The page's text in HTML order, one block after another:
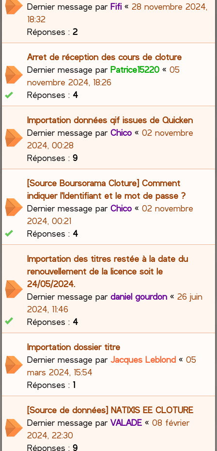
Dernier message parFifi «28 novembre 2024,
18:32
Réponses :2
Arret de réception des cours de cloture
Dernier message parPatrice15220 «05
novembre 2024, 18:26
Réponses : 4
Importation données qif issues de Quicken
Dernier message parChico «02 novembre
2024, 00:28
Réponses :9
[Source Boursorama Cloture] Comment
indiquer l'Identifiant et le mot de passe ?
Dernier message parChico «02 novembre
2024, 00:21
Réponses : 4
Importation des titres restée à la date du
renouvellement de la licence soit le
24/05/2024.
Dernier message pardaniel gourdon «26 juin
2024, 11:46
Réponses : 4
Importation dossier titre
Dernier message parJacques Leblond «05
mars 2024, 15:54
Réponses :1
[Source de données] NATIXIS EE CLOTURE
Dernier message parVALADE «08 février
2024, 22:30
Réponses :9